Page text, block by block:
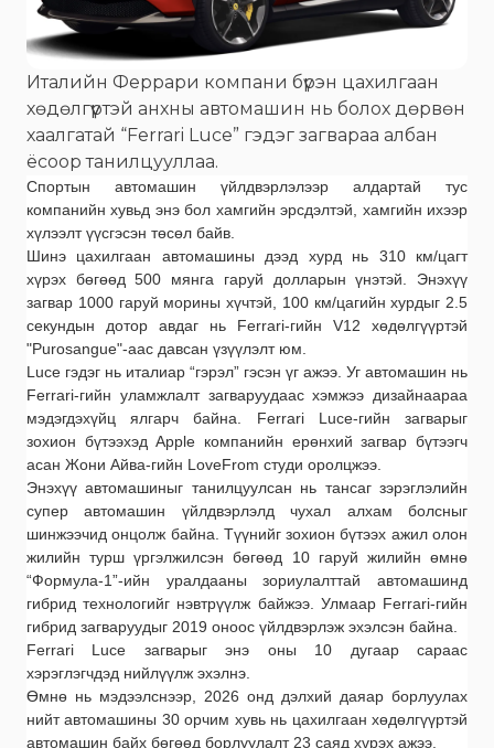
Италийн Феррари компани бүрэн цахилгаан
хөдөлгүүртэй анхны автомашин нь болох дөрвөн
хаалгатай “Ferrari Luce” гэдэг загвараа албан
ёсоор танилцууллаа.
Спортын автомашин үйлдвэрлэлээр алдартай тус
компанийн хувьд энэ бол хамгийн эрсдэлтэй, хамгийн ихээр
хүлээлт үүсгэсэн төсөл байв.
Шинэ цахилгаан автомашины дээд хурд нь 310 км/цагт
хүрэх бөгөөд 500 мянга гаруй долларын үнэтэй. Энэхүү
загвар 1000 гаруй морины хүчтэй, 100 км/цагийн хурдыг 2.5
секундын дотор авдаг нь Ferrari-гийн V12 хөдөлгүүртэй
"Purosangue"-аас давсан үзүүлэлт юм.
Luce гэдэг нь италиар “гэрэл” гэсэн үг ажээ. Уг автомашин нь
Ferrari-гийн уламжлалт загваруудаас хэмжээ дизайнаараа
мэдэгдэхүйц ялгарч байна. Ferrari Luce-гийн загварыг
зохион бүтээхэд Apple компанийн ерөнхий загвар бүтээгч
асан Жони Айва-гийн LoveFrom студи оролцжээ.
Энэхүү автомашиныг танилцуулсан нь тансаг зэрэглэлийн
супер автомашин үйлдвэрлэлд чухал алхам болсныг
шинжээчид онцолж байна. Түүнийг зохион бүтээх ажил олон
жилийн турш үргэлжилсэн бөгөөд 10 гаруй жилийн өмнө
“Формула-1”-ийн уралдааны зориулалттай автомашинд
гибрид технологийг нэвтрүүлж байжээ. Улмаар Ferrari-гийн
гибрид загваруудыг 2019 оноос үйлдвэрлэж эхэлсэн байна.
Ferrari Luce загварыг энэ оны 10 дугаар сараас
хэрэглэгчдэд нийлүүлж эхэлнэ.
Өмнө нь мэдээлснээр, 2026 онд дэлхий даяар борлуулах
нийт автомашины 30 орчим хувь нь цахилгаан хөдөлгүүртэй
автомашин байх бөгөөд борлуулалт 23 саяд хүрэх ажээ.